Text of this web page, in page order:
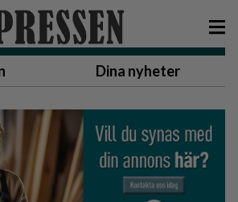
Dina nyheter